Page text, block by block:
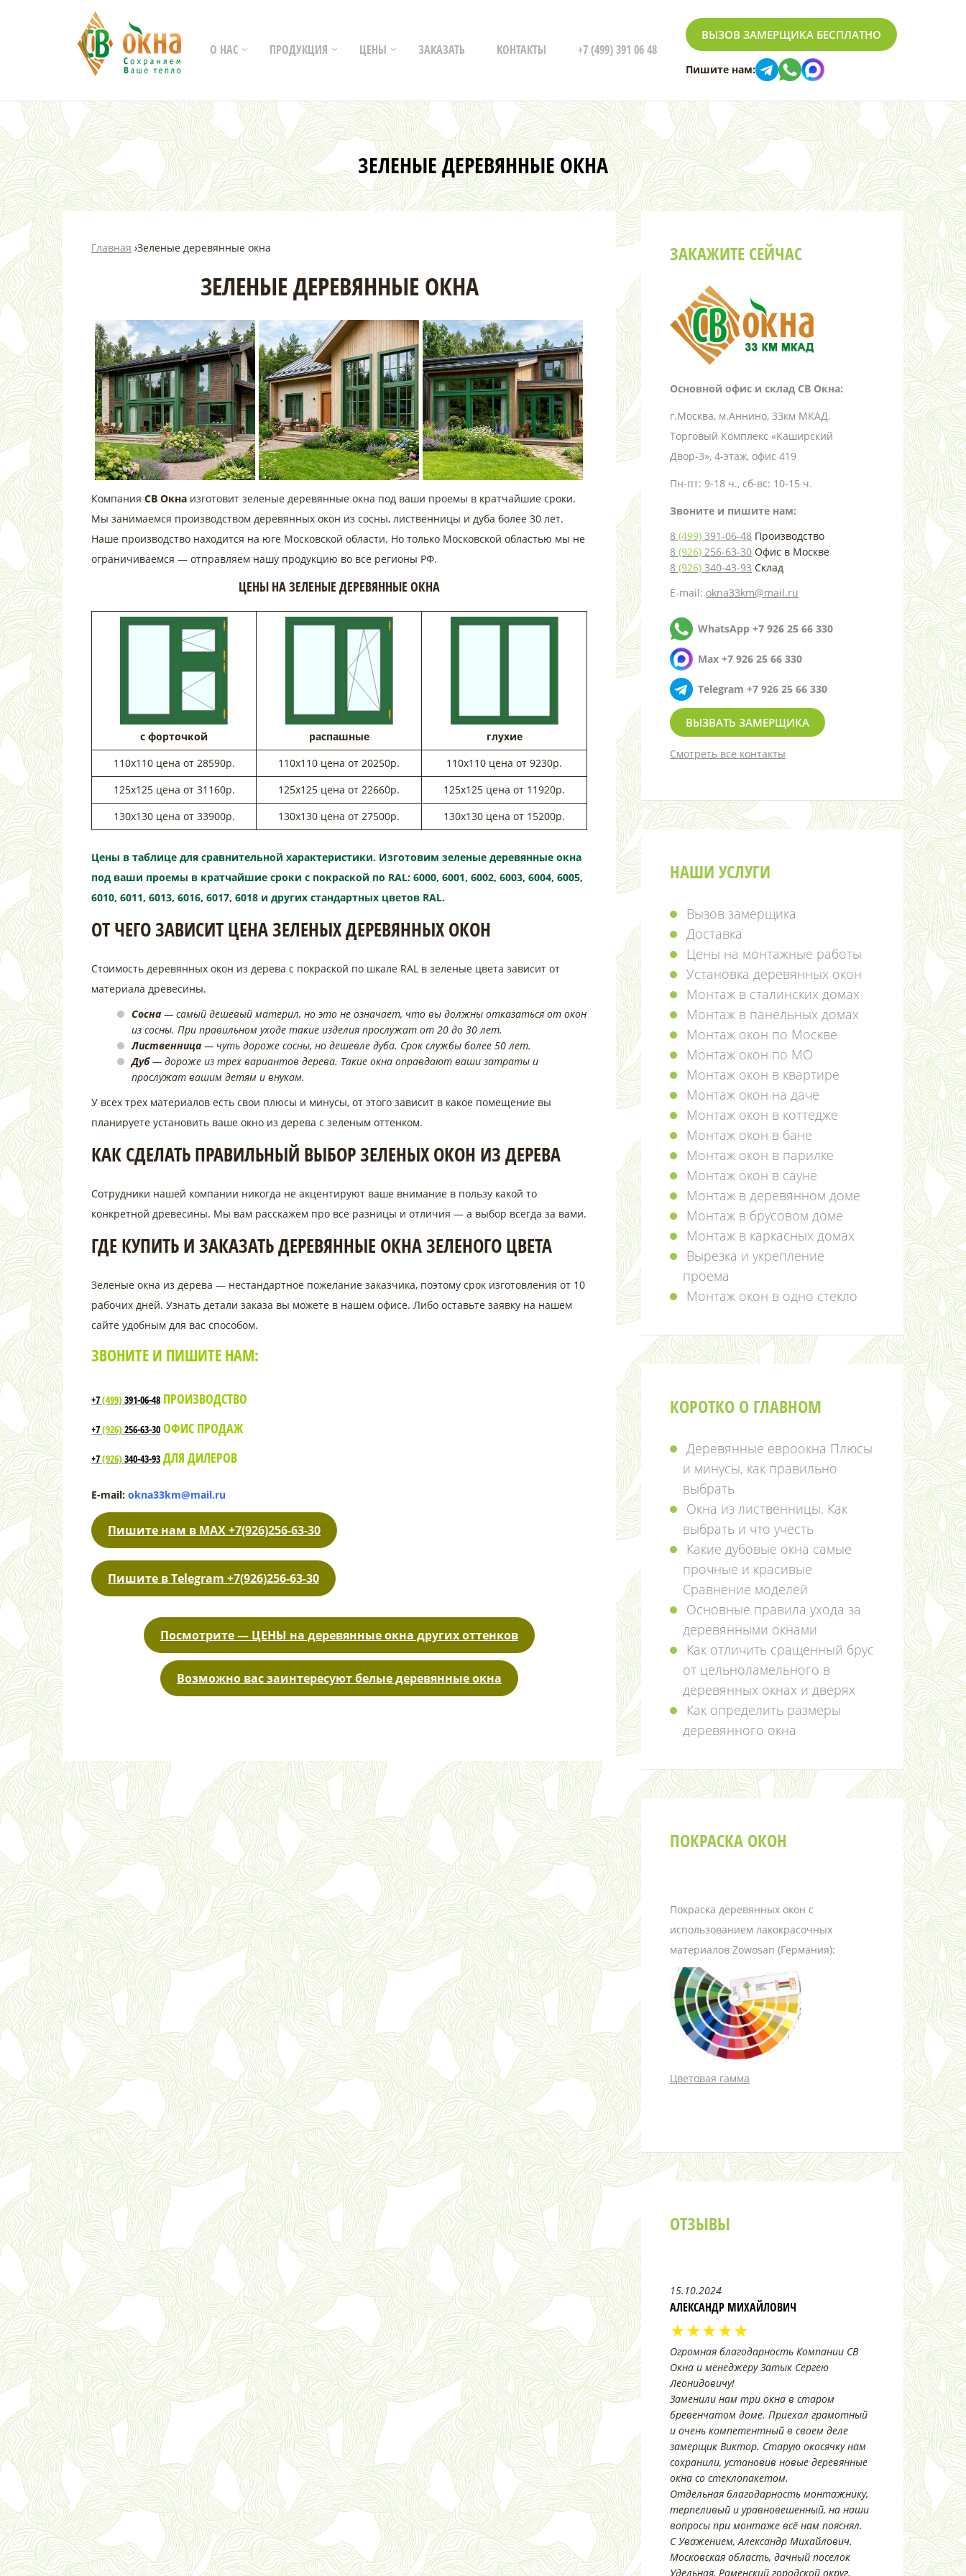
О НАС ПРОДУКЦИЯ ЦЕНЫ ЗАКАЗАТЬ КОНТАКТЫ +7 (499) 391 06 48
ВЫЗОВ ЗАМЕРЩИКА БЕСПЛАТНО
Пишите нам:
ЗЕЛЕНЫЕ ДЕРЕВЯННЫЕ ОКНА
Главная ›Зеленые деревянные окна
ЗЕЛЕНЫЕ ДЕРЕВЯННЫЕ ОКНА
Компания СВ Окна изготовит зеленые деревянные окна под ваши проемы в кратчайшие сроки.
Мы занимаемся производством деревянных окон из сосны, лиственницы и дуба более 30 лет.
Наше производство находится на юге Московской области. Но только Московской областью мы не
ограничиваемся — отправляем нашу продукцию во все регионы РФ.
ЦЕНЫ НА ЗЕЛЕНЫЕ ДЕРЕВЯННЫЕ ОКНА
с форточкой распашные
глухие
110х110 цена от 28590р.
110х110 цена от 20250р.
110х110 цена от 9230р.
125х125 цена от 31160р.
125х125 цена от 22660р.
125х125 цена от 11920р.
130х130 цена от 33900р.
130х130 цена от 27500р. 130х130 цена от 15200р.
Цены в таблице для сравнительной характеристики. Изготовим зеленые деревянные окна
под ваши проемы в кратчайшие сроки с покраской по RAL: 6000, 6001, 6002, 6003, 6004, 6005,
6010, 6011, 6013, 6016, 6017, 6018 и других стандартных цветов RAL.
ОТ ЧЕГО ЗАВИСИТ ЦЕНА ЗЕЛЕНЫХ ДЕРЕВЯННЫХ ОКОН
Стоимость деревянных окон из дерева с покраской по шкале RAL в зеленые цвета зависит от
материала древесины.
Сосна — самый дешевый материл, но это не означает, что вы должны отказаться от окон
из сосны. При правильном уходе такие изделия прослужат от 20 до 30 лет.
Лиственница — чуть дороже сосны, но дешевле дуба. Срок службы более 50 лет.
Дуб— дороже из трех вариантов дерева. Такие окна оправдают ваши затраты и
прослужат вашим детям и внукам.
У всех трех материалов есть свои плюсы и минусы, от этого зависит в какое помещение вы
планируете установить ваше окно из дерева с зеленым оттенком.
КАК СДЕЛАТЬ ПРАВИЛЬНЫЙ ВЫБОР ЗЕЛЕНЫХ ОКОН ИЗ ДЕРЕВА
Сотрудники нашей компании никогда не акцентируют ваше внимание в пользу какой то
конкретной древесины. Мы вам расскажем про все разницы и отличия — а выбор всегда за вами.
ГДЕ КУПИТЬ И ЗАКАЗАТЬ ДЕРЕВЯННЫЕ ОКНА ЗЕЛЕНОГО ЦВЕТА
Зеленые окна из дерева — нестандартное пожелание заказчика, поэтому срок изготовления от 10
рабочих дней. Узнать детали заказа вы можете в нашем офисе. Либо оставьте заявку на нашем
сайте удобным для вас способом.
ЗВОНИТЕ И ПИШИТЕ НАМ:
+7(499) 391-06-48 ПРОИЗВОДСТВО
+7(926) 256-63-30 ОФИС ПРОДАЖ
+7(926) 340-43-93 ДЛЯ ДИЛЕРОВ
E-mail: okna33km@mail.ru
Пишите нам в МАХ +7(926)256-63-30
Пишите в Telegram +7(926)256-63-30
Посмотрите — ЦЕНЫ на деревянные окна других оттенков
Возможно вас заинтересуют белые деревянные окна
ЗАКАЖИТЕ СЕЙЧАС
Основной офис и склад СВ Окна:
г.Москва, м.Аннино, 33км МКАД,
Торговый Комплекс «Каширский
Двор-3», 4-этаж, офис 419
Пн-пт: 9-18 ч., сб-вс: 10-15 ч.
Звоните и пишите нам:
8 (499) 391-06-48 Производство
8 (926) 256-63-30 Офис в Москве
8 (926) 340-43-93 Склад
E-mail: okna33km@mail.ru
WhatsApp +7 926 25 66 330
Max +7 926 25 66 330
Telegram +7 926 25 66 330
ВЫЗВАТЬ ЗАМЕРЩИКА
Смотреть все контакты
НАШИ УСЛУГИ
Вызов замерщика
Доставка
Цены на монтажные работы
Установка деревянных окон
Монтаж в сталинских домах
Монтаж в панельных домах
Монтаж окон по Москве
Монтаж окон по МО
Монтаж окон в квартире
Монтаж окон на даче
Монтаж окон в коттедже
Монтаж окон в бане
Монтаж окон в парилке
Монтаж окон в сауне
Монтаж в деревянном доме
Монтаж в брусовом доме
Монтаж в каркасных домах
Вырезка и укрепление
проема
Монтаж окон в одно стекло
КОРОТКО О ГЛАВНОМ
Деревянные евроокна Плюсы
и минусы, как правильно
выбрать
Окна из лиственницы. Как
выбрать и что учесть
Какие дубовые окна самые
прочные и красивые
Сравнение моделей
Основные правила ухода за
деревянными окнами
Как отличить сращенный брус
от цельноламельного в
деревянных окнах и дверях
Как определить размеры
деревянного окна
ПОКРАСКА ОКОН
Покраска деревянных окон с
использованием лакокрасочных
материалов Zowosan (Германия):
Цветовая гамма
ОТЗЫВЫ
15.10.2024
АЛЕКСАНДР МИХАЙЛОВИЧ
★★★★★
Огромная благодарность Компании СВ
Окна и менеджеру Затык Сергею
Леонидовичу!
Заменили нам три окна в старом
бревенчатом доме. Приехал грамотный
и очень компетентный в своем деле
замерщик Виктор. Старую окосячку нам
сохранили, установив новые деревянные
окна со стеклопакетом.
Отдельная благодарность монтажнику,
терпеливый и уравновешенный, на наши
вопросы при монтаже всё нам пояснял.
С Уважением, Александр Михайлович.
Московская область, дачный поселок
Удельная, Раменский городской округ.